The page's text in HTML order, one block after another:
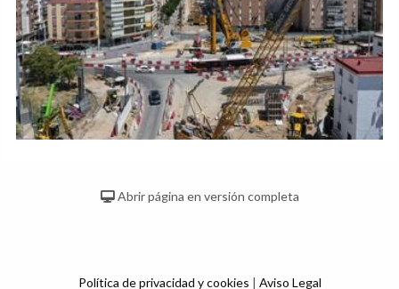
Abrir página en versión completa
Política de privacidad y cookies | Aviso Legal